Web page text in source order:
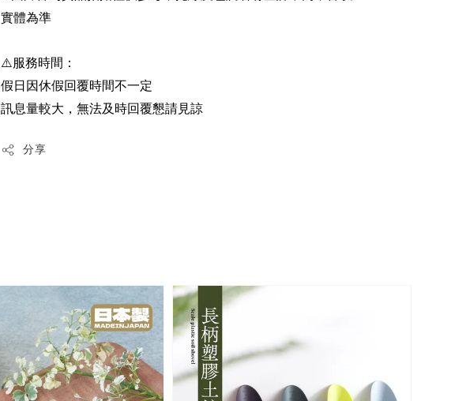
實體為準
⚠️服務時間：
假日因休假回覆時間不一定
訊息量較大，無法及時回覆懇請見諒
分享